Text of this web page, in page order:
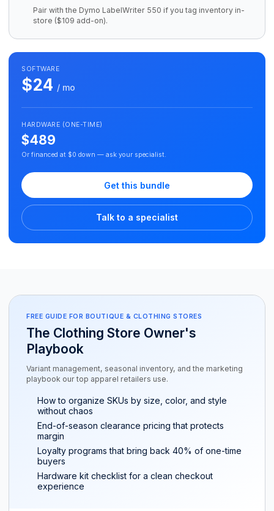
Pair with the Dymo LabelWriter 550 if you tag inventory in-
store ($109 add-on).
SOFTWARE
$24 / mo
HARDWARE (ONE-TIME)
$489
Or financed at $0 down — ask your specialist.
Get this bundle
Talk to a specialist
FREE GUIDE FOR BOUTIQUE & CLOTHING STORES
The Clothing Store Owner's
Playbook
Variant management, seasonal inventory, and the marketing
playbook our top apparel retailers use.
How to organize SKUs by size, color, and style
without chaos
End-of-season clearance pricing that protects
margin
Loyalty programs that bring back 40% of one-time
buyers
Hardware kit checklist for a clean checkout
experience